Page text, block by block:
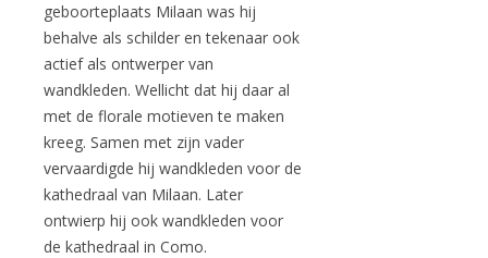
geboorteplaats Milaan was hij
behalve als schilder en tekenaar ook
actief als ontwerper van
wandkleden. Wellicht dat hij daar al
met de florale motieven te maken
kreeg. Samen met zijn vader
vervaardigde hij wandkleden voor de
kathedraal van Milaan. Later
ontwierp hij ook wandkleden voor
de kathedraal in Como.